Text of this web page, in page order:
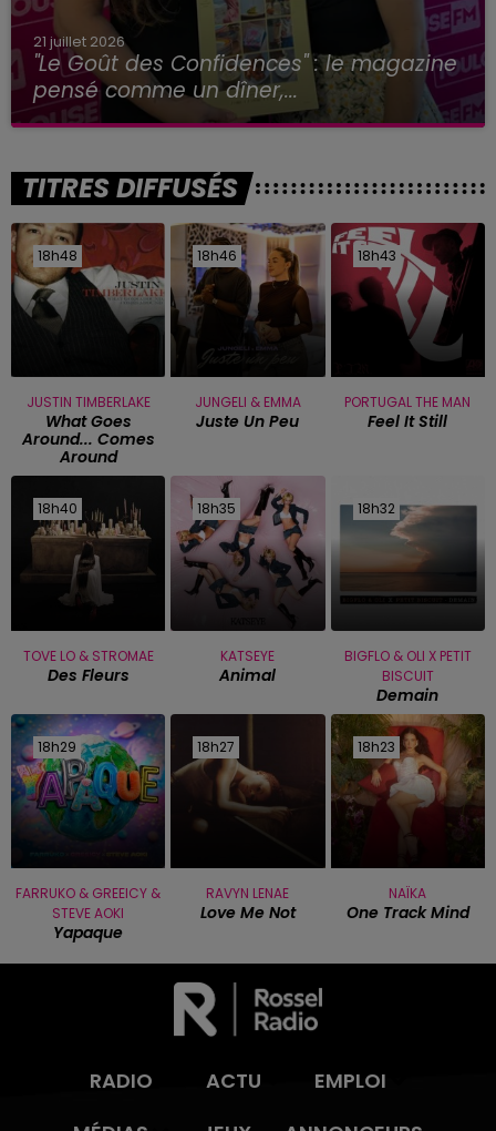
21 juillet 2026
"Le Goût des Confidences" : le magazine
pensé comme un dîner,...
TITRES DIFFUSÉS
18h48
18h48
JUSTIN TIMBERLAKE
What Goes
Around... Comes
Around
18h46
18h46
JUNGELI & EMMA
Juste Un Peu
18h43
18h43
PORTUGAL THE MAN
Feel It Still
18h40
18h40
TOVE LO & STROMAE
Des Fleurs
18h35
18h35
KATSEYE
Animal
18h32
18h32
BIGFLO & OLI X PETIT
BISCUIT
Demain
18h29
18h29
FARRUKO & GREEICY &
STEVE AOKI
Yapaque
18h27
18h27
RAVYN LENAE
Love Me Not
18h23
18h23
NAÏKA
One Track Mind
RADIO ACTU
EMPLOI